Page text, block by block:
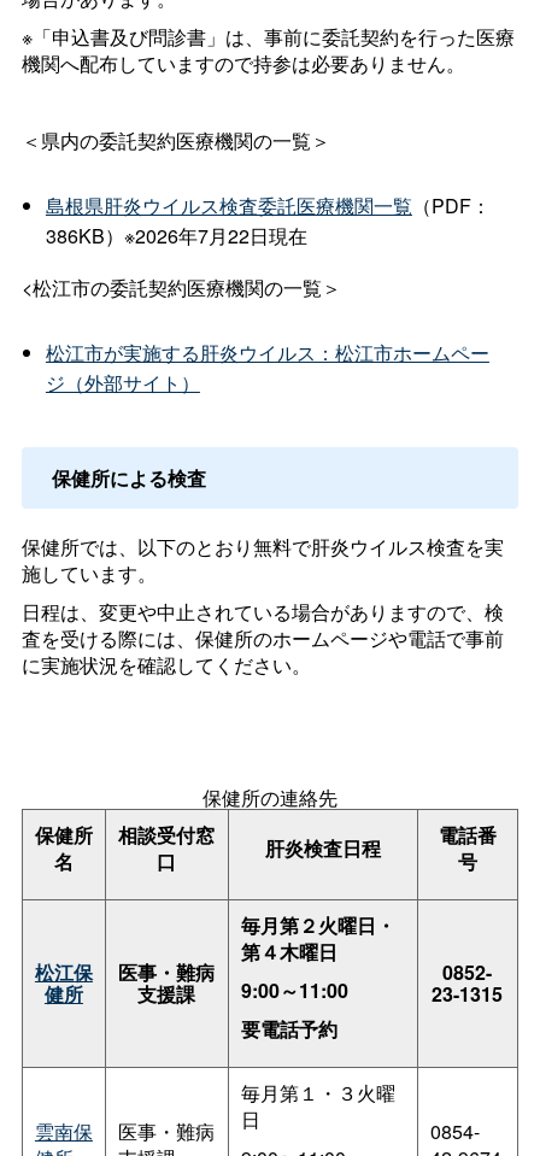
※「申込書及び問診書」は、事前に委託契約を行った医療
機関へ配布していますので持参は必要ありません。
＜県内の委託契約医療機関の一覧＞
島根県肝炎ウイルス検査委託医療機関一覧 （PDF：
386KB）※2026年7月22日現在
<松江市の委託契約医療機関の一覧＞
松江市が実施する肝炎ウイルス：松江市ホームペー
ジ（外部サイト）
保健所による検査
保健所では、以下のとおり無料で肝炎ウイルス検査を実
施しています。
日程は、変更や中止されている場合がありますので、検
査を受ける際には、保健所のホームページや電話で事前
に実施状況を確認してください。
保健所の連絡先
保健所
名
相談受付窓
口
肝炎検査日程
電話番
号
松江保
健所
医事・難病
支援課
毎月第２火曜日・
第４木曜日
9:00～11:00
要電話予約
0852-
23-1315
雲南保
医事・難病
毎月第１・３火曜
日
0854-